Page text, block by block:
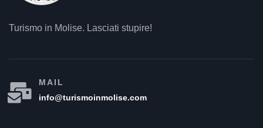
Turismo in Molise. Lasciati stupire!
MAIL
info@turismoinmolise.com